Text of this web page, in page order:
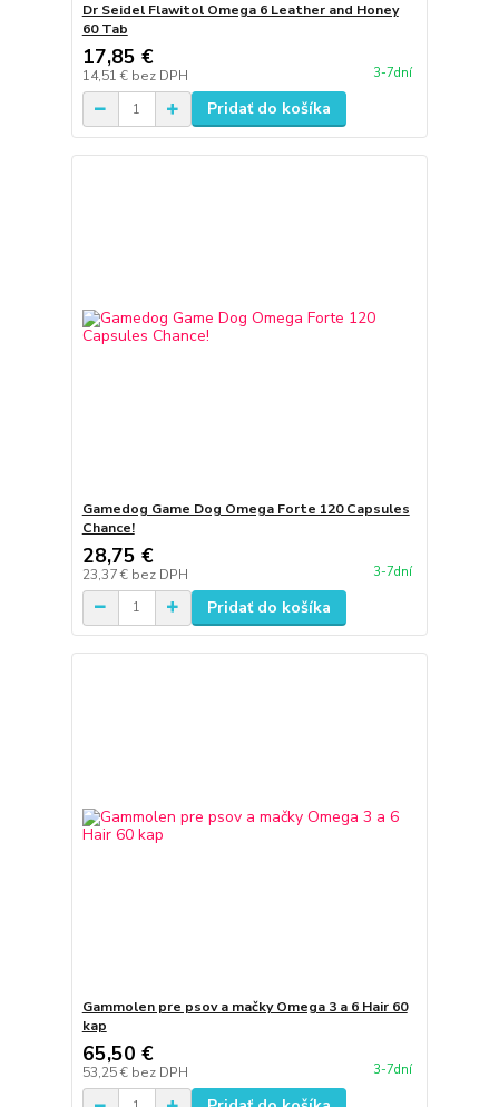
Dr Seidel Flawitol Omega 6 Leather and Honey
60 Tab
17,85 €
14,51 € bez DPH 3-7dní
Pridať do košíka
Gamedog Game Dog Omega Forte 120 Capsules
Chance!
28,75 €
23,37 € bez DPH 3-7dní
Pridať do košíka
Gammolen pre psov a mačky Omega 3 a 6 Hair 60
kap
65,50 €
53,25 € bez DPH 3-7dní